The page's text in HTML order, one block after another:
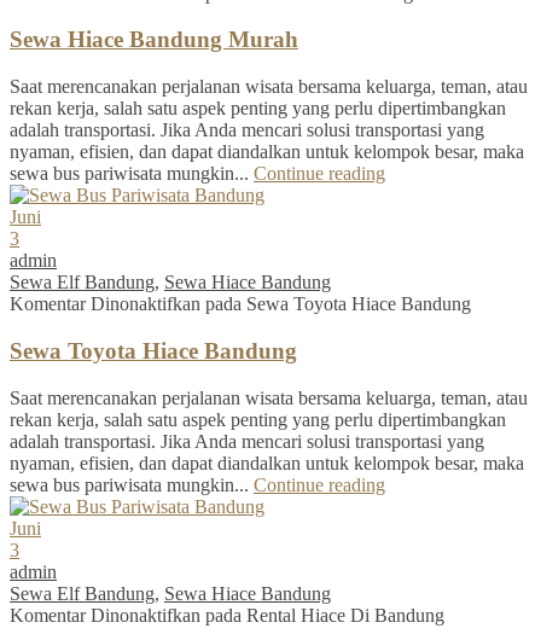
Sewa Hiace Bandung Murah
Saat merencanakan perjalanan wisata bersama keluarga, teman, atau
rekan kerja, salah satu aspek penting yang perlu dipertimbangkan
adalah transportasi. Jika Anda mencari solusi transportasi yang
nyaman, efisien, dan dapat diandalkan untuk kelompok besar, maka
sewa bus pariwisata mungkin... Continue reading
Juni
3
admin
Sewa Elf Bandung, Sewa Hiace Bandung
Komentar Dinonaktifkan pada Sewa Toyota Hiace Bandung
Sewa Toyota Hiace Bandung
Saat merencanakan perjalanan wisata bersama keluarga, teman, atau
rekan kerja, salah satu aspek penting yang perlu dipertimbangkan
adalah transportasi. Jika Anda mencari solusi transportasi yang
nyaman, efisien, dan dapat diandalkan untuk kelompok besar, maka
sewa bus pariwisata mungkin... Continue reading
Juni
3
admin
Sewa Elf Bandung, Sewa Hiace Bandung
Komentar Dinonaktifkan pada Rental Hiace Di Bandung